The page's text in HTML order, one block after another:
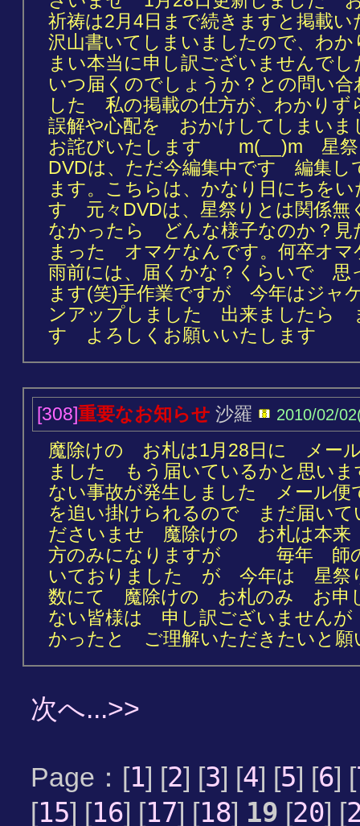
祈祷は2月4日まで続きますと掲載
沢山書いてしまいましたので、わ
まい本当に申し訳ございませんで
いつ届くのでしょうか？との問い
した 私の掲載の仕方が、わかり
誤解や心配を おかけしてしまい
お詫びいたします m(__)m 星祭
DVDは、ただ今編集中です 編集
ます。こちらは、かなり日にちを
す 元々DVDは、星祭りとは関係
なかったら どんな様子なのか？見
まった オマケなんです。何卒オ
雨前には、届くかな？くらいで 思
ます(笑)手作業ですが 今年はジャ
ンアップしました 出来ましたら
す よろしくお願いいたします
[308]重要なお知らせ 沙羅 2010/02/
魔除けの お札は1月28日に メー
ました もう届いているかと思い
ない事故が発生しました メール便
を追い掛けられるので まだ届い
ださいませ 魔除けの お札は本
方のみになりますが 毎年 師
いておりました が 今年は 星祭
数にて 魔除けの お札のみ お申
ない皆様は 申し訳ございません
かったと ご理解いただきたいと願
次へ...>>
Page：[1] [2] [3] [4] [5] [6] [
[15] [16] [17] [18] 19 [20] [